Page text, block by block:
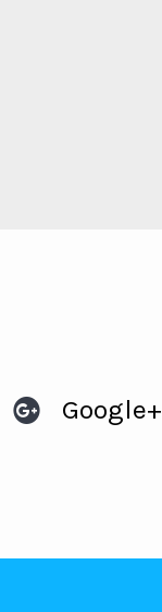
Google+